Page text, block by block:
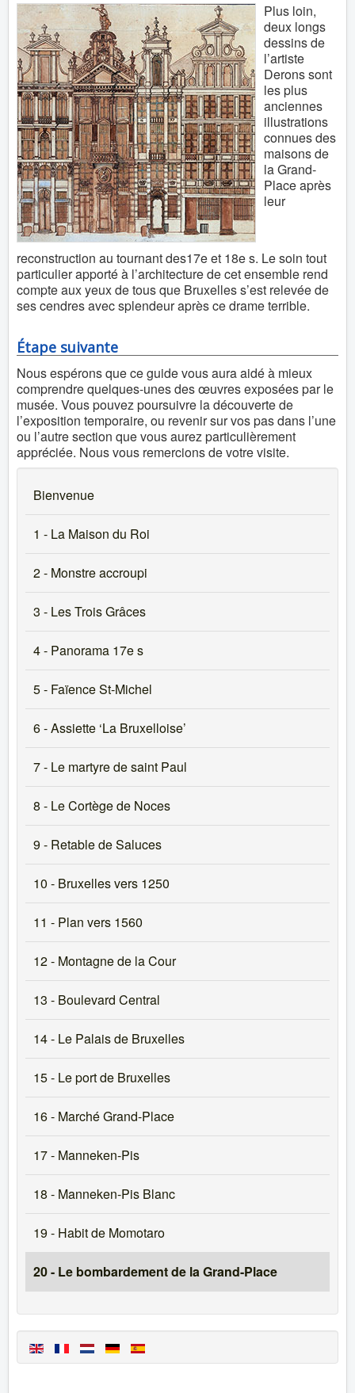
Plus loin,
deux longs
dessins de
l’artiste
Derons sont
les plus
anciennes
illustrations
connues des
maisons de
la Grand-
Place après
leur
reconstruction au tournant des17e et 18e s. Le soin tout
particulier apporté à l’architecture de cet ensemble rend
compte aux yeux de tous que Bruxelles s’est relevée de
ses cendres avec splendeur après ce drame terrible.
Étape suivante
Nous espérons que ce guide vous aura aidé à mieux
comprendre quelques-unes des œuvres exposées par le
musée. Vous pouvez poursuivre la découverte de
l’exposition temporaire, ou revenir sur vos pas dans l’une
ou l’autre section que vous aurez particulièrement
appréciée. Nous vous remercions de votre visite.
Bienvenue
1 - La Maison du Roi
2 - Monstre accroupi
3 - Les Trois Grâces
4 - Panorama 17e s
5 - Faïence St-Michel
6 - Assiette ‘La Bruxelloise’
7 - Le martyre de saint Paul
8 - Le Cortège de Noces
9 - Retable de Saluces
10 - Bruxelles vers 1250
11 - Plan vers 1560
12 - Montagne de la Cour
13 - Boulevard Central
14 - Le Palais de Bruxelles
15 - Le port de Bruxelles
16 - Marché Grand-Place
17 - Manneken-Pis
18 - Manneken-Pis Blanc
19 - Habit de Momotaro
20 - Le bombardement de la Grand-Place